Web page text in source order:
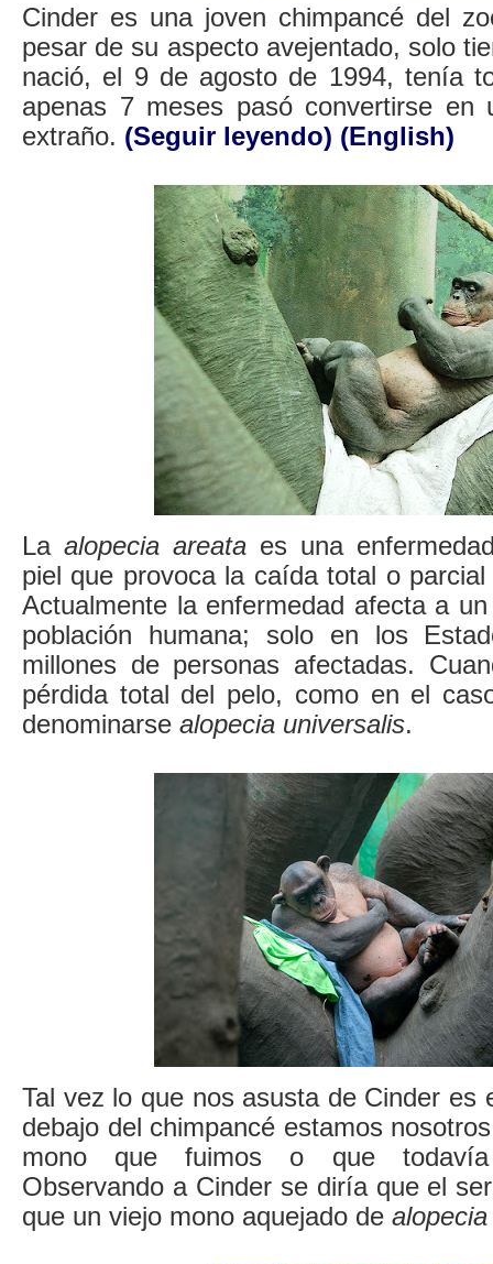
Cinder es una joven chimpancé del
pesar de su aspecto avejentado, solo
nació, el 9 de agosto de 1994, tenía
apenas 7 meses pasó convertirse en
extraño. (Seguir leyendo) (English)
La alopecia areata es una
piel que provoca la caída total o
Actualmente la enfermedad afecta a
población humana; solo en los
millones de personas afectadas.
pérdida total del pelo, como en el
denominarse alopecia universalis.
Tal vez lo que nos asusta de Cinder es
debajo del chimpancé estamos
mono que fuimos o que todavía
Observando a Cinder se diría que el
que un viejo mono aquejado de